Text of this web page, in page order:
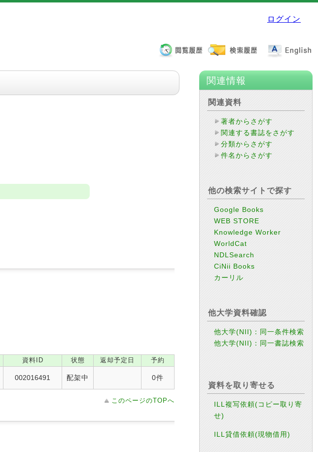
ログイン
資料ID 状態 返却予定日 予約
002016491 配架中 0件
このページのTOPへ
関連情報
関連資料
著者からさがす
関連する書誌をさがす
分類からさがす
件名からさがす
他の検索サイトで探す
Google Books
WEB STORE
Knowledge Worker
WorldCat
NDLSearch
CiNii Books
カーリル
他大学資料確認
他大学(NII)：同一条件検索
他大学(NII)：同一書誌検索
資料を取り寄せる
ILL複写依頼(コピー取り寄
せ)
ILL貸借依頼(現物借用)